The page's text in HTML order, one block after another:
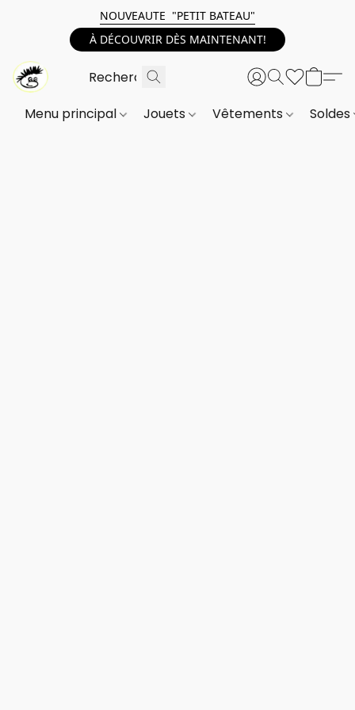
NOUVEAUTE "PETIT BATEAU"
À DÉCOUVRIR DÈS MAINTENANT!
Menu principal Jouets Vêtements Soldes